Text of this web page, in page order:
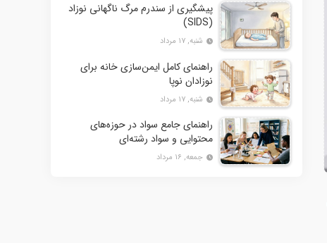
پیشگیری از سندرم مرگ ناگهانی نوزاد
(SIDS)
شنبه, ۱۷ مرداد
راهنمای کامل ایمن‌سازی خانه برای
نوزادان نوپا
شنبه, ۱۷ مرداد
راهنمای جامع سواد در حوزه‌های
محتوایی و سواد رشته‌ای
جمعه, ۱۶ مرداد